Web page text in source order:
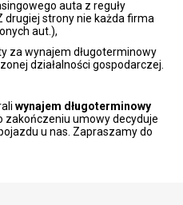
auta z reguły
drugiej strony nie każda firma
aut.),
za wynajem długoterminowy
działalności gospodarczej.
wynajem długoterminowy
zakończeniu umowy decyduje
u nas. Zapraszamy do